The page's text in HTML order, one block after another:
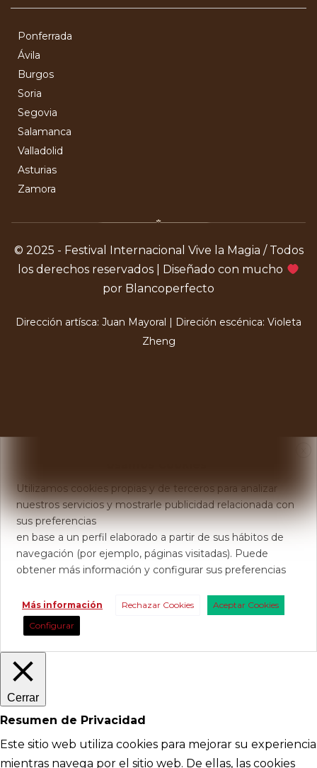
Ponferrada
Ávila
Burgos
Soria
Segovia
Salamanca
Valladolid
Asturias
Zamora
© 2025 - Festival Internacional Vive la Magia / Todos
los derechos reservados | Diseñado con mucho
por Blancoperfecto
Dirección artísca: Juan Mayoral | Direción escénica: Violeta
Zheng
Utilizamos cookies propias y de terceros para analizar
nuestros servicios y mostrarle publicidad relacionada con
sus preferencias
en base a un perfil elaborado a partir de sus hábitos de
navegación (por ejemplo, páginas visitadas). Puede
obtener más información y configurar sus preferencias
Más información Rechazar Cookies
Aceptar Cookies
Configurar
Cerrar
Resumen de Privacidad
Este sitio web utiliza cookies para mejorar su experiencia
mientras navega por el sitio web. De ellas, las cookies